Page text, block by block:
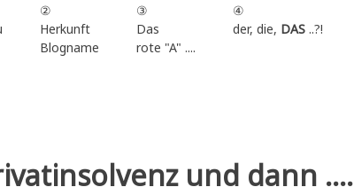
②
Herkunft
Blogname
③
Das
rote "A" ....
④
der, die, DAS..?!
und dann ....